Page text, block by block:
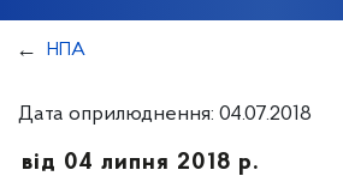
НПА
Дата оприлюднення: 04.07.2018
від 04 липня 2018 р.